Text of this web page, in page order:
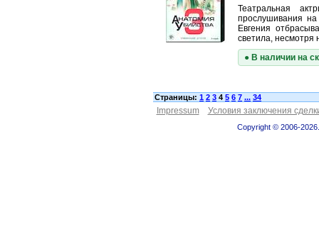
Театральная
прослушивания
Евгения
светила, несмотря
● В наличии на
Страницы: 1 2 3 4 5 6 7 ... 34
Impressum Условия заключения
Copyright © 2006-